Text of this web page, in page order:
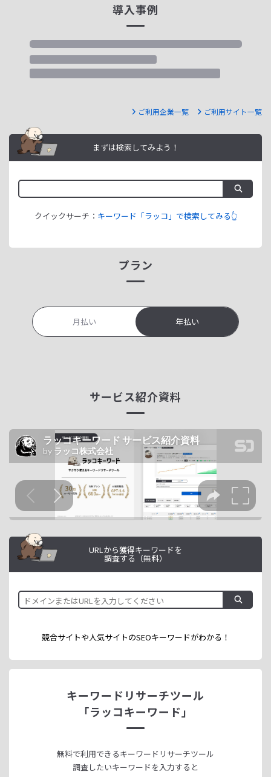
導入事例
ご利用企業一覧 ご利用サイト一覧
まずは検索してみよう！
クイックサーチ： キーワード「ラッコ」で検索してみる👆
プラン
月払い 年払い
サービス紹介資料
URLから獲得キーワードを
調査する（無料）
競合サイトや人気サイトのSEOキーワードがわかる！
キーワードリサーチツール
「ラッコキーワード」
無料で利用できるキーワードリサーチツール
調査したいキーワードを入力すると